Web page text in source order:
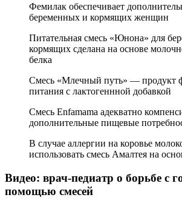
Фемилак обеспечивает
беременных и кормящих женщин
Питательная смесь «Юнона» для
кормящих сделана на основе
белка
Смесь «Млечный путь» — продукт
питания с лактогеннной добавкой
Смесь Enfamama адекватно
дополнительные пищевые
В случае аллергии на коровье
использовать смесь Амалтея на
Видео: врач-педиатр о борьбе с
помощью смесей